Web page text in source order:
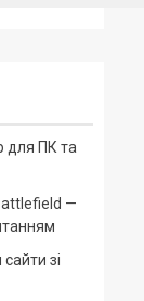
для ПК та
—
зі